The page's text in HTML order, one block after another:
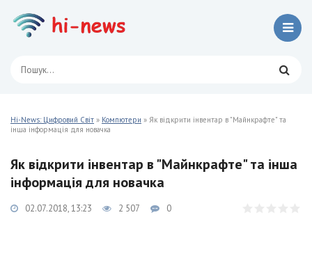
Hi-News: Цифровий Світ » Компютери » Як відкрити інвентар в "Майнкрафте" та
інша інформація для новачка
Як відкрити інвентар в "Майнкрафте" та інша
інформація для новачка
02.07.2018, 13:23 2 507 0